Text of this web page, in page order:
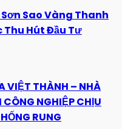
Sao Vàng Thanh
Thu Hút Đầu Tư
VIỆT THÀNH – NHÀ
NGHIỆP CHỊU
RUNG